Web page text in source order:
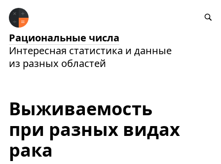
Рациональные числа
Интересная статистика и данные
из разных областей
Выживаемость
при разных видах
рака